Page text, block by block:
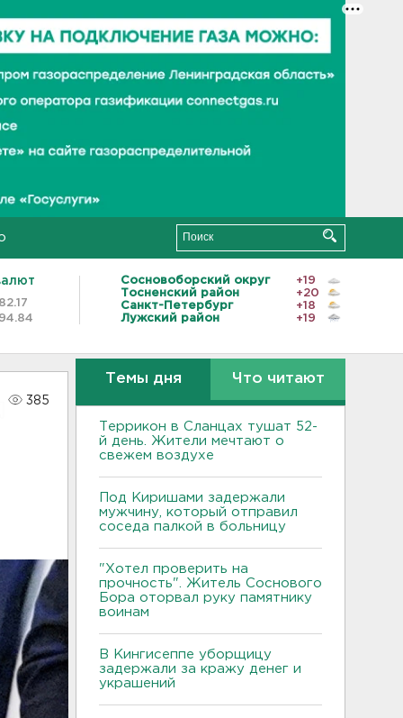
82.17
94.84
Сосновоборский округ
+19
Тосненский район
+20
Санкт-Петербург
+18
Лужский район
+19
385
Темы дня Что читают
Террикон в Сланцах тушат 52-
й день. Жители мечтают о
свежем воздухе
Под Киришами задержали
мужчину, который отправил
соседа палкой в больницу
"Хотел проверить на
прочность". Житель Соснового
Бора оторвал руку памятнику
воинам
В Кингисеппе уборщицу
задержали за кражу денег и
украшений